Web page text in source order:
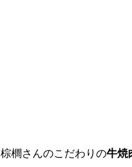
棕櫚さんのこだわりの牛焼